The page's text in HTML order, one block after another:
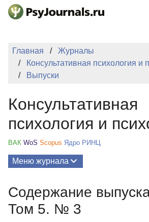
Перейти к основному содержанию
НОВОСТИ
КЛЮЧЕВЫЕ
Регистрация
Главная
Журналы
Консультативная психология и
Выпуски
Консультативная
психология и
ВАК WoS Scopus Ядро РИНЦ
Меню журнала
О Журнале
Содержание
Том 5. № 3